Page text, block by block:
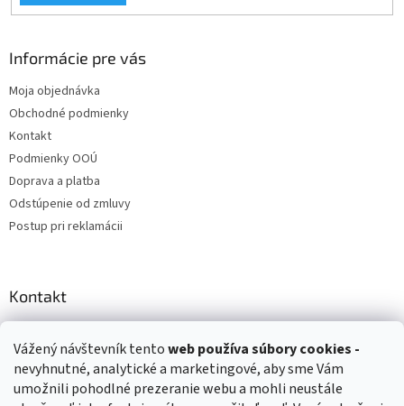
Vážený návštevník tentoweb používasúbory cookies -
nevyhnutné, analytické a marketingové, aby sme Vám
umožnili pohodlné prezeranie webu a mohli neustále
s
Informácie pre vás
Moja objednávka
Obchodné podmienky
Kontakt
Podmienky OOÚ
Doprava a platba
Odstúpenie od zmluvy
Postup pri reklamácii
Kontakt
+421 903 144 673